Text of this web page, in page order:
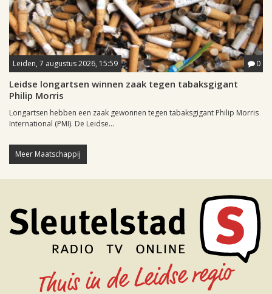
Leiden, 7 augustus 2026, 15:59 0
Leidse longartsen winnen zaak tegen tabaksgigant
Philip Morris
Longartsen hebben een zaak gewonnen tegen tabaksgigant Philip Morris
International (PMI). De Leidse...
Meer Maatschappij